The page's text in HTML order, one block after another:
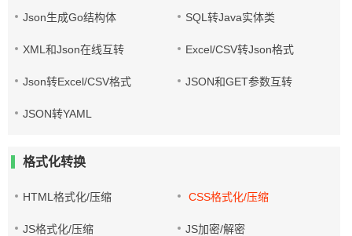
Json生成Go结构体 SQL转Java实体类
XML和Json在线互转 Excel/CSV转Json格式
Json转Excel/CSV格式 JSON和GET参数互转
JSON转YAML
格式化转换
HTML格式化/压缩 CSS格式化/压缩
JS格式化/压缩 JS加密/解密